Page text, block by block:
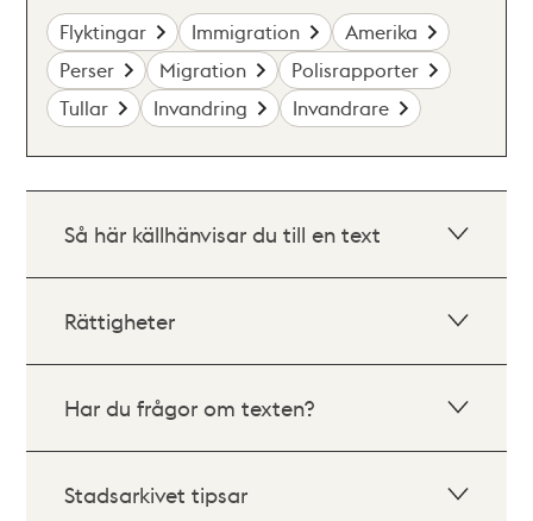
Flyktingar Immigration
Amerika
Perser
Migration
Polisrapporter
Tullar
Invandring Invandrare
Så här källhänvisar du till en text
Rättigheter
Har du frågor om texten?
Stadsarkivet tipsar